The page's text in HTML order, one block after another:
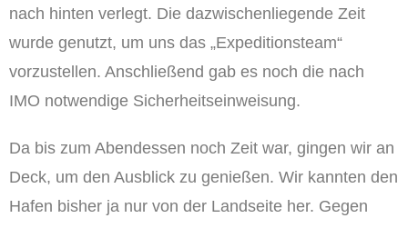
nach hinten verlegt. Die dazwischenliegende Zeit
wurde genutzt, um uns das „Expeditionsteam“
vorzustellen. Anschließend gab es noch die nach
IMO notwendige Sicherheitseinweisung.
Da bis zum Abendessen noch Zeit war, gingen wir an
Deck, um den Ausblick zu genießen. Wir kannten den
Hafen bisher ja nur von der Landseite her. Gegen